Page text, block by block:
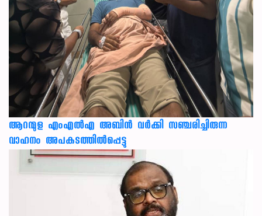
ആറന്മുള എംഎൽഎ അബിൻ വർക്കി സഞ്ചരിച്ചിരുന്ന
വാഹനം അപകടത്തിൽപ്പെട്ടു